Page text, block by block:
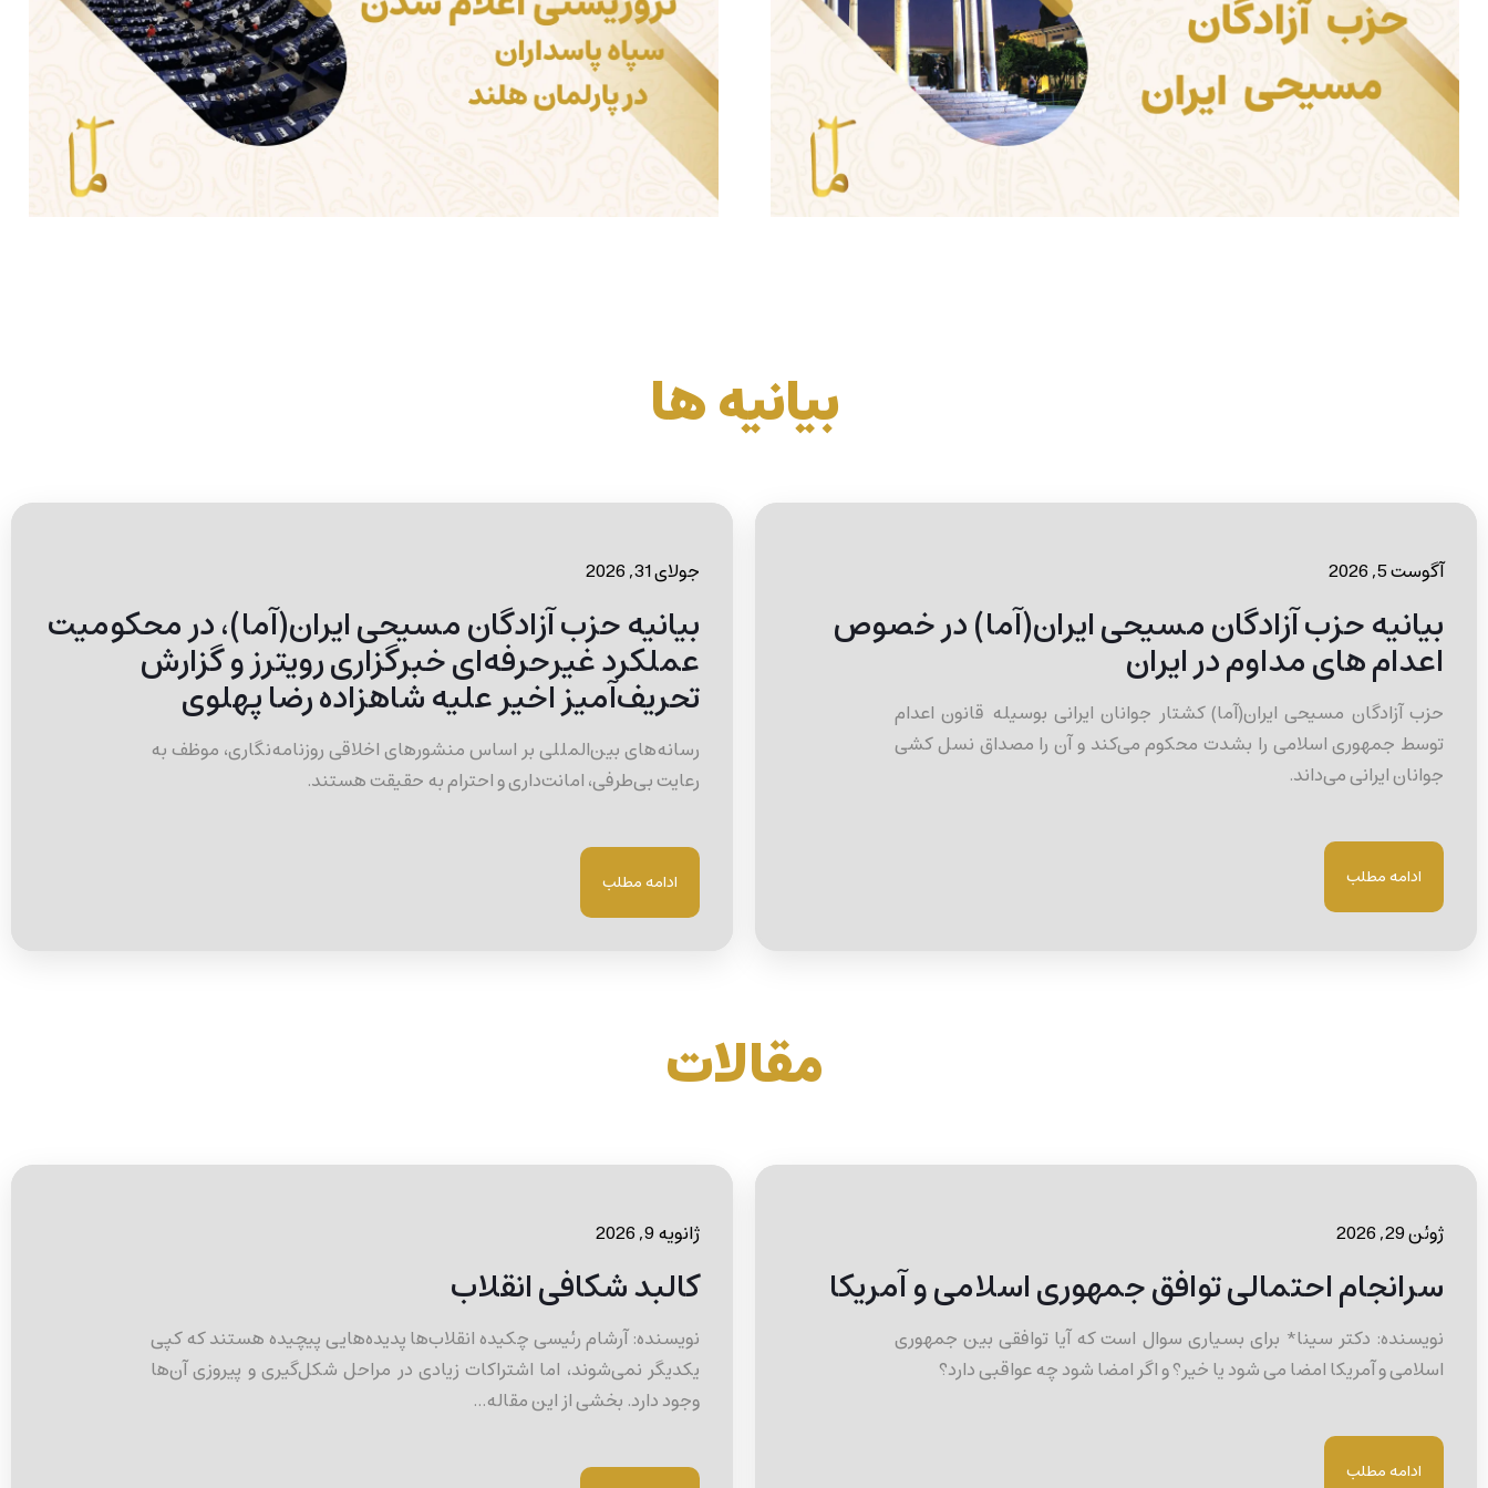
بیانیه ها
آگوست 5, 2026
بیانیه حزب آزادگان مسیحی ایران(آما) در خصوص
اعدام های مداوم در ایران
حزب آزادگان مسیحی ایران(آما) کشتار جوانان ایرانی بوسیله قانون اعدام
توسط جمهوری اسلامی را بشدت محکوم می‌کند و آن را مصداق نسل کشی
جوانان ایرانی می‌داند.
ادامه مطلب
جولای 31, 2026
بیانیه حزب آزادگان مسیحی ایران(آما)، در محکومیت
عملکرد غیرحرفه‌ای خبرگزاری رویترز و گزارش
تحریف‌آمیز اخیر علیه شاهزاده رضا پهلوی
رسانه‌های بین‌المللی بر اساس منشورهای اخلاقی روزنامه‌نگاری، موظف به
رعایت بی‌طرفی، امانت‌داری و احترام به حقیقت هستند.
ادامه مطلب
مقالات
ژوئن 29, 2026
سرانجام احتمالی توافق جمهوری اسلامی و آمریکا
نویسنده: دکتر سینا* برای بسیاری سوال است که آیا توافقی بین جمهوری
اسلامی و آمریکا امضا می شود یا خیر؟ و اگر امضا شود چه عواقبی دارد؟
ادامه مطلب
ژانویه 9, 2026
کالبد شکافی انقلاب
نویسنده: آرشام رئیسی چکیده انقلاب‌ها پدیده‌هایی پیچیده هستند که کپی
یکدیگر نمی‌شوند، اما اشتراکات زیادی در مراحل شکل‌گیری و پیروزی آن‌ها
وجود دارد. بخشی از این مقاله...